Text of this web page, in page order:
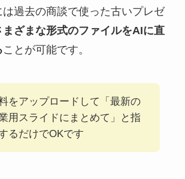
過去の商談で使った古いプレゼ
まざまな形式のファイルをAIに直
ことが可能です。
をアップロードして「最新の
用スライドにまとめて」と指
るだけでOKです